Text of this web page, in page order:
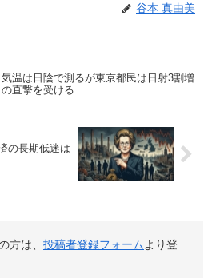
谷本 真由美
気温は日陰で測るが東京都民は日射3割増
の直撃を受ける
の長期低迷は
方は、 投稿者登録フォームより登